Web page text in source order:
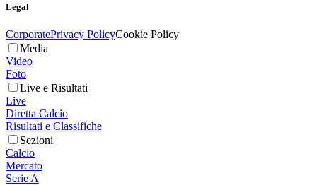
Legal
CorporatePrivacy PolicyCookie Policy
Media
Video
Foto
Live e Risultati
Live
Diretta Calcio
Risultati e Classifiche
Sezioni
Calcio
Mercato
Serie A